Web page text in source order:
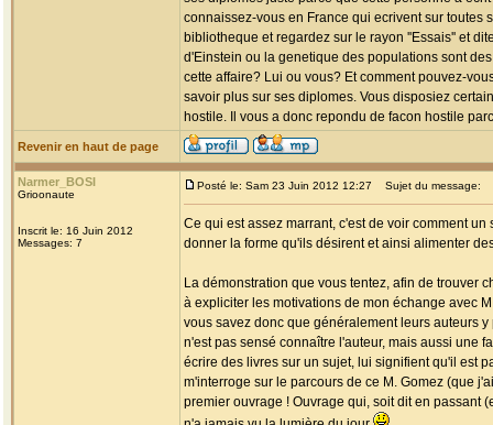
connaissez-vous en France qui ecrivent sur
bibliotheque et regardez sur le rayon ''Essais'' et
d'Einstein ou la genetique des populations sont
cette affaire? Lui ou vous? Et comment pouvez-
savoir plus sur ses diplomes. Vous disposiez
hostile. Il vous a donc repondu de facon hostile
Revenir en haut de page
Narmer_BOSI
Grioonaute
Inscrit le: 16 Juin 2012
Messages: 7
Posté le: Sam 23 Juin 2012 12:27 Sujet du message:
Ce qui est assez marrant, c'est de voir comment
donner la forme qu'ils désirent et ainsi alimenter
La démonstration que vous tentez, afin de trouver
à expliciter les motivations de mon échange avec
vous savez donc que généralement leurs auteurs
n'est pas sensé connaître l'auteur, mais aussi une
écrire des livres sur un sujet, lui signifient qu'il est
m'interroge sur le parcours de ce M. Gomez (que
premier ouvrage ! Ouvrage qui, soit dit en passant